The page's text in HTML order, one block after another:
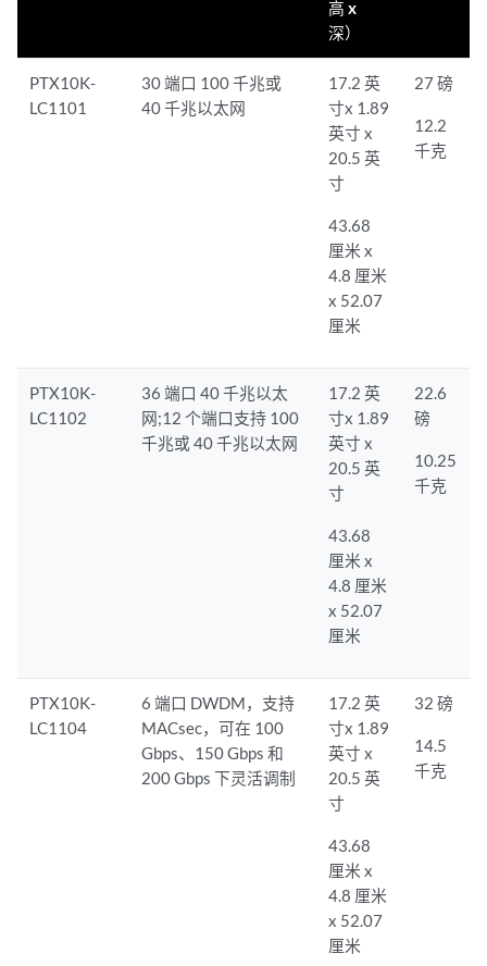
高 x
深）
PTX10K-
LC1101
30 端口 100 千兆或
40 千兆以太网
17.2 英
寸x 1.89
英寸 x
20.5 英
寸
43.68
厘米 x
4.8 厘米
x 52.07
厘米
27 磅
12.2
千克
PTX10K-
LC1102
36 端口 40 千兆以太
网;12 个端口支持 100
千兆或 40 千兆以太网
17.2 英
寸x 1.89
英寸 x
20.5 英
寸
43.68
厘米 x
4.8 厘米
x 52.07
厘米
22.6
磅
10.25
千克
PTX10K-
LC1104
6 端口 DWDM，支持
MACsec，可在 100
Gbps、150 Gbps 和
200 Gbps 下灵活调制
17.2 英
寸x 1.89
英寸 x
20.5 英
寸
43.68
厘米 x
4.8 厘米
x 52.07
厘米
32 磅
14.5
千克